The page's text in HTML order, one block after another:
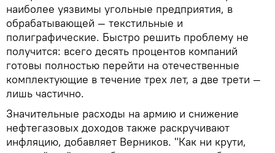
наиболее уязвимы угольные предприятия, в
обрабатывающей — текстильные и
полиграфические. Быстро решить проблему не
получится: всего десять процентов компаний
готовы полностью перейти на отечественные
комплектующие в течение трех лет, а две трети —
лишь частично.
Значительные расходы на армию и снижение
нефтегазовых доходов также раскручивают
инфляцию, добавляет Верников. "Как ни крути,